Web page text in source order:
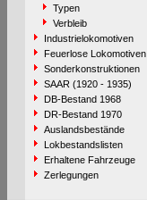
Typen
Verbleib
Industrielokomotiven
Feuerlose Lokomotiven
Sonderkonstruktionen
SAAR (1920 - 1935)
DB-Bestand 1968
DR-Bestand 1970
Auslandsbestände
Lokbestandslisten
Erhaltene Fahrzeuge
Zerlegungen